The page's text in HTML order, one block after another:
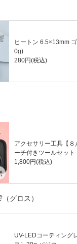
ヒートン 6.5×13mm
0g)
280円(税込)
アクセサリー工具【
ーチ付きツールセット
1,800円(税込)
グロス）
UV-LEDコーティング